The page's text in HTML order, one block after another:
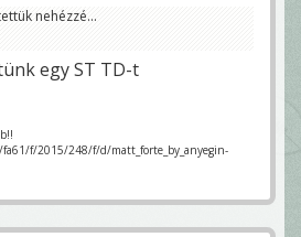
nehézzé...
egy ST TD-t
f/2015/248/f/d/matt_forte_by_anyegin-